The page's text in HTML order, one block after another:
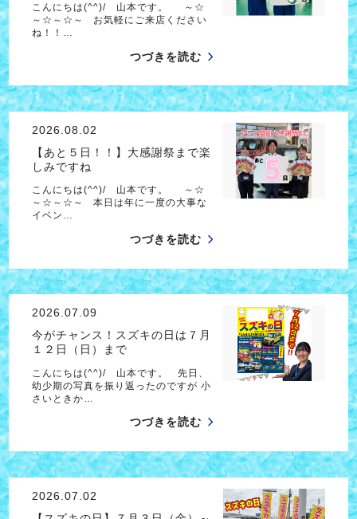
こんにちは(^^)/ 山本です。 ～☆
～☆～☆～ お気軽にご来店ください
ね！！…
つづきを読む
2026.08.02
【あと５日！！】大感謝祭まで楽
しみですね
こんにちは(^^)/ 山本です。 ～☆
～☆～☆～ 本日は年に一度の大事な
イベン…
つづきを読む
2026.07.09
今がチャンス！スズキの日は７月
１２日（日）まで
こんにちは(^^)/ 山本です。 先日、
幼少期の写真を振り返ったのですが 小
さいときか…
つづきを読む
2026.07.02